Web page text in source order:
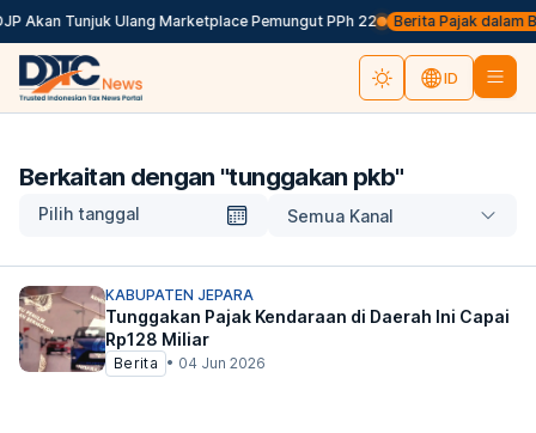
Akan Tunjuk Ulang Marketplace Pemungut PPh 22 Berita Pajak dalam
ID
Berkaitan dengan "tunggakan pkb"
Pilih tanggal Semua Kanal
KABUPATEN JEPARA
Tunggakan Pajak Kendaraan di Daerah Ini Capai
Rp128 Miliar
Berita • 04 Jun 2026